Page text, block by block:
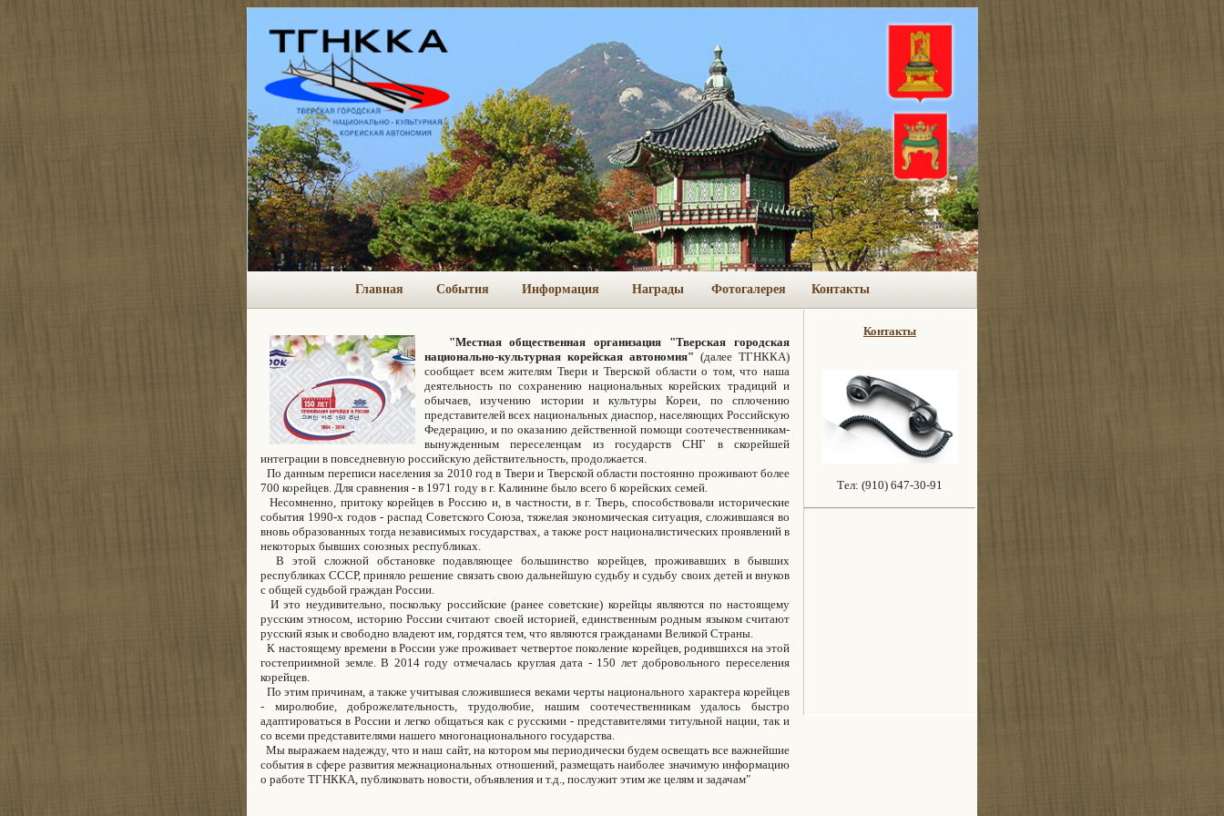
Главная События Информация Награды Фотогалерея Контакты
"Местная общественная организация "Тверская городская
национально-культурная корейская автономия" (далее ТГНККА)
сообщает всем жителям Твери и Тверской области о том, что наша
деятельность по сохранению национальных корейских традиций и
обычаев, изучению истории и культуры Кореи, по сплочению
представителей всех национальных диаспор, населяющих Российскую
Федерацию, и по оказанию действенной помощи соотечественникам-
вынужденным переселенцам из государств СНГ в скорейшей
интеграции в повседневную российскую действительность, продолжается.
По данным переписи населения за 2010 год в Твери и Тверской области постоянно проживают более
700 корейцев. Для сравнения - в 1971 году в г. Калинине было всего 6 корейских семей.
Несомненно, притоку корейцев в Россию и, в частности, в г. Тверь, способствовали исторические
события 1990-х годов - распад Советского Союза, тяжелая экономическая ситуация, сложившаяся во
вновь образованных тогда независимых государствах, а также рост националистических проявлений в
некоторых бывших союзных республиках.
В этой сложной обстановке подавляющее большинство корейцев, проживавших в бывших
республиках СССР, приняло решение связать свою дальнейшую судьбу и судьбу своих детей и внуков
с общей судьбой граждан России.
И это неудивительно, поскольку российские (ранее советские) корейцы являются по настоящему
русским этносом, историю России считают своей историей, единственным родным языком считают
русский язык и свободно владеют им, гордятся тем, что являются гражданами Великой Страны.
К настоящему времени в России уже проживает четвертое поколение корейцев, родившихся на этой
гостеприимной земле. В 2014 году отмечалась круглая дата - 150 лет добровольного переселения
корейцев.
По этим причинам, а также учитывая сложившиеся веками черты национального характера корейцев
- миролюбие, доброжелательность, трудолюбие, нашим соотечественникам удалось быстро
адаптироваться в России и легко общаться как с русскими - представителями титульной нации, так и
со всеми представителями нашего многонационального государства.
Мы выражаем надежду, что и наш сайт, на котором мы периодически будем освещать все важнейшие
события в сфере развития межнациональных отношений, размещать наиболее значимую информацию
о работе ТГНККА, публиковать новости, объявления и т.д., послужит этим же целям и задачам"
Контакты
Тел: (910) 647-30-91